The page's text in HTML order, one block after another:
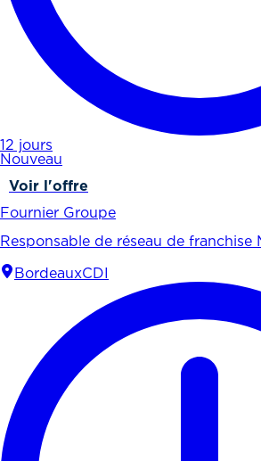
12 jours
Nouveau
Voir l'offre
Fournier Groupe
Responsable de réseau de franchise
BordeauxCDI